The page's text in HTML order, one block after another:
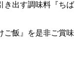
き出す調味料『ちば
ご飯』を是非ご賞味